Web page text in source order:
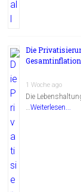
Die
1 Woche ago
Die
…Weiterlesen...